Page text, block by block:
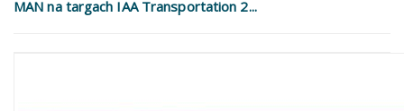
MAN na targach IAA Transportation 2...